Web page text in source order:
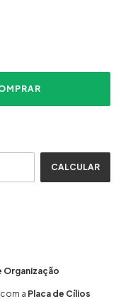
CALCULAR
Organização
a Placa de Cílios